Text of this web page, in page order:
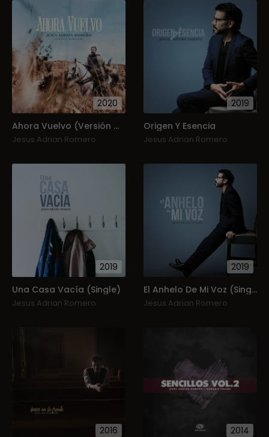
2020
Ahora Vuelvo (Versión Mariachi)
Jesus Adrian Romero
2019
Origen Y Esencia
Jesus Adrian Romero
2019
Una Casa Vacía (Single)
Jesus Adrian Romero
2019
El Anhelo De Mi Voz (Single)
Jesus Adrian Romero
2016
2014